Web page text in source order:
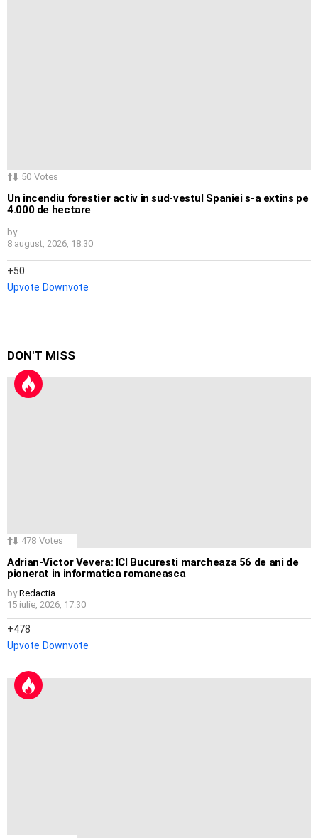
50 Votes
Un incendiu forestier activ în sud-vestul Spaniei s-a extins pe
4.000 de hectare
by
8 august, 2026, 18:30
50
Upvote Downvote
DON'T MISS
478 Votes
Adrian-Victor Vevera: ICI Bucuresti marcheaza 56 de ani de
pionerat in informatica romaneasca
by Redactia
15 iulie, 2026, 17:30
478
Upvote Downvote